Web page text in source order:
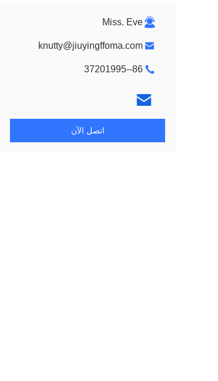
Miss. Eve
knutty@jiuyingffoma.com
86--37201995
اتصل الآن